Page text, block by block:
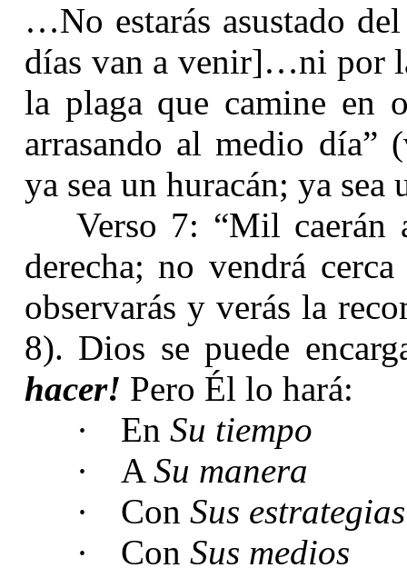
…No estarás asustado
días van a venir]…ni por
la plaga que camine en
arrasando al medio día”
ya sea un huracán; ya
Verso 7: “Mil
derecha; no vendrá
observarás y verás la
8). Dios se puede
hacer! Pero Él lo hará:
·
En Su tiempo
·
A Su manera
·
Con Sus estrategias
·
Con Sus medios